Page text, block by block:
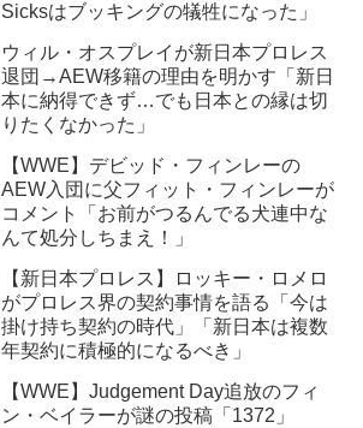
Sicksはブッキングの犠牲になった」
ウィル・オスプレイが新日本プロレス
退団→AEW移籍の理由を明かす「新日
本に納得できず…でも日本との縁は切
りたくなかった」
【WWE】デビッド・フィンレーの
AEW入団に父フィット・フィンレーが
コメント「お前がつるんでる犬連中な
んて処分しちまえ！」
【新日本プロレス】ロッキー・ロメロ
がプロレス界の契約事情を語る「今は
掛け持ち契約の時代」「新日本は複数
年契約に積極的になるべき」
【WWE】Judgement Day追放のフィ
ン・ベイラーが謎の投稿「1372」